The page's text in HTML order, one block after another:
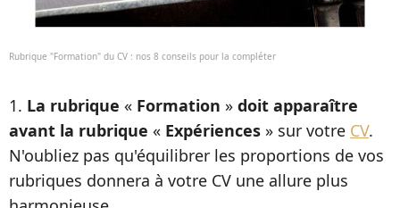
Rubrique "Formation" du CV : nos 8 conseils pour la compléter
1. La rubrique « Formation » doit apparaître
avant la rubrique « Expériences » sur votre CV.
N'oubliez pas qu'équilibrer les proportions de vos
rubriques donnera à votre CV une allure plus